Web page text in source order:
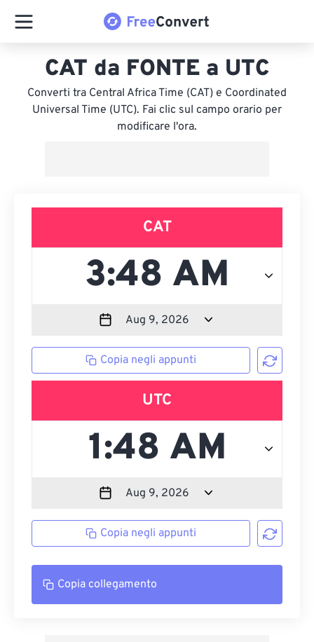
CAT da FONTE a UTC
Converti tra Central Africa Time (CAT) e Coordinated
Universal Time (UTC). Fai clic sul campo orario per
modificare l'ora.
CAT
Copia negli appunti
UTC
Copia negli appunti
Copia collegamento